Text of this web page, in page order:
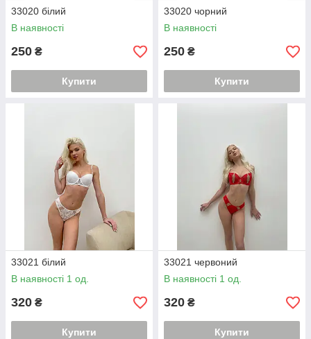
33020 білий
В наявності
250 ₴
Купити
33020 чорний
В наявності
250 ₴
Купити
33021 білий
В наявності 1 од.
320 ₴
Купити
33021 червоний
В наявності 1 од.
320 ₴
Купити